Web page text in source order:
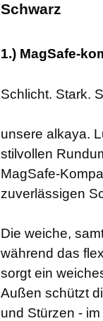
Schwarz
1.) MagSafe-
Schlicht. Stark.
unsere alkaya.
stilvollen
MagSafe-
zuverlässigen
Die weiche,
während das
sorgt ein
Außen schützt
und Stürzen -